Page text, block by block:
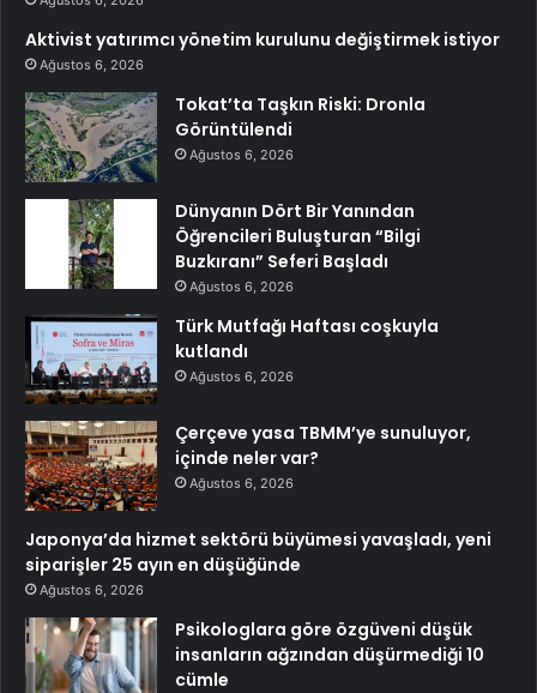
Aktivist yatırımcı yönetim kurulunu değiştirmek istiyor
Ağustos 6, 2026
Tokat’ta Taşkın Riski: Dronla
Görüntülendi
Ağustos 6, 2026
Dünyanın Dört Bir Yanından
Öğrencileri Buluşturan “Bilgi
Buzkıranı” Seferi Başladı
Ağustos 6, 2026
Türk Mutfağı Haftası coşkuyla
kutlandı
Ağustos 6, 2026
Çerçeve yasa TBMM’ye sunuluyor,
içinde neler var?
Ağustos 6, 2026
Japonya’da hizmet sektörü büyümesi yavaşladı, yeni
siparişler 25 ayın en düşüğünde
Ağustos 6, 2026
Psikologlara göre özgüveni düşük
insanların ağzından düşürmediği 10
cümle